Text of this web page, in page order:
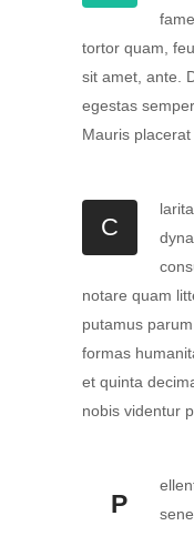
tortor quam,
sit amet, ante.
egestas
Mauris placerat
C
notare quam
putamus
formas
et quinta
nobis videntur
P